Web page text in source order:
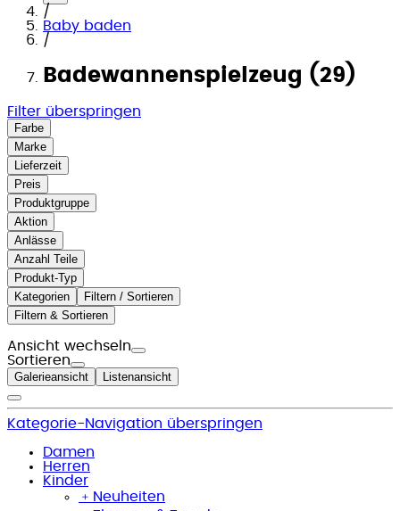
/
Baby baden
/
Badewannenspielzeug (29)
Filter überspringen
Farbe
Marke
Lieferzeit
Preis
Produktgruppe
Aktion
Anlässe
Anzahl Teile
Produkt-Typ
Kategorien
Filtern / Sortieren
Filtern & Sortieren
Ansicht wechseln
Sortieren
Galerieansicht Listenansicht
Kategorie-Navigation überspringen
Damen
Herren
Kinder
﹢ Neuheiten